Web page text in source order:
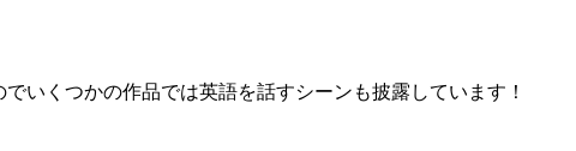
いくつかの作品では英語を話すシーンも披露しています！